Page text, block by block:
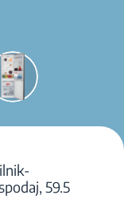
59.5